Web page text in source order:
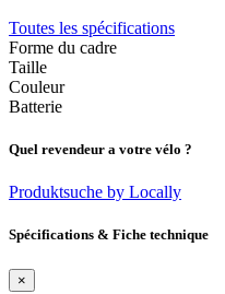
Toutes les spécifications
Forme du cadre
Taille
Couleur
Batterie
Quel revendeur a votre vélo ?
Produktsuche by Locally
Spécifications & Fiche technique
×